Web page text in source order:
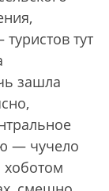
тут
зашла
— чучело
хоботом